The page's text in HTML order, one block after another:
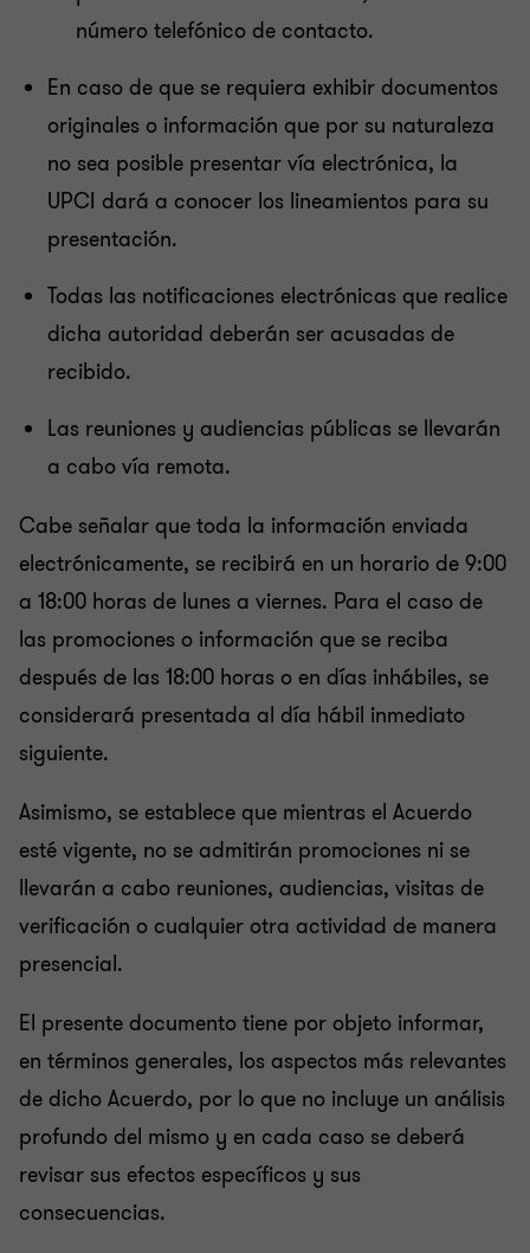
número telefónico de contacto.
En caso de que se requiera exhibir documentos
originales o información que por su naturaleza
no sea posible presentar vía electrónica, la
UPCI dará a conocer los lineamientos para su
presentación.
Todas las notificaciones electrónicas que realice
dicha autoridad deberán ser acusadas de
recibido.
Las reuniones y audiencias públicas se llevarán
a cabo vía remota.
Cabe señalar que toda la información enviada
electrónicamente, se recibirá en un horario de 9:00
a 18:00 horas de lunes a viernes. Para el caso de
las promociones o información que se reciba
después de las 18:00 horas o en días inhábiles, se
considerará presentada al día hábil inmediato
siguiente.
Asimismo, se establece que mientras el Acuerdo
esté vigente, no se admitirán promociones ni se
llevarán a cabo reuniones, audiencias, visitas de
verificación o cualquier otra actividad de manera
presencial.
El presente documento tiene por objeto informar,
en términos generales, los aspectos más relevantes
de dicho Acuerdo, por lo que no incluye un análisis
profundo del mismo y en cada caso se deberá
revisar sus efectos específicos y sus
consecuencias.